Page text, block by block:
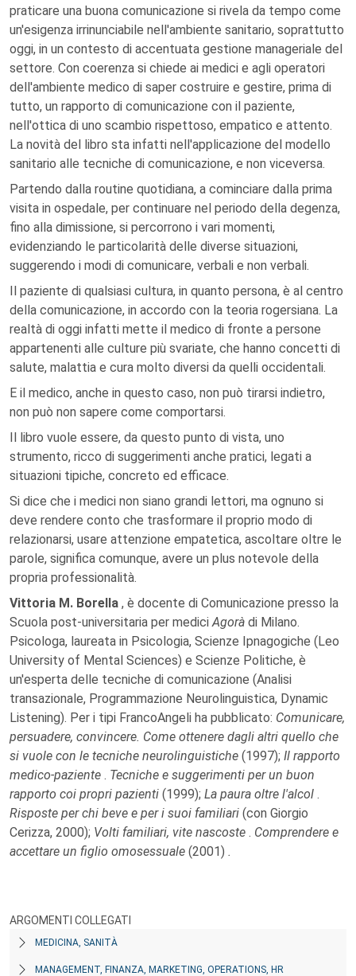
praticare una buona comunicazione si rivela da tempo come
un'esigenza irrinunciabile nell'ambiente sanitario, soprattutto
oggi, in un contesto di accentuata gestione manageriale del
settore. Con coerenza si chiede ai medici e agli operatori
dell'ambiente medico di saper costruire e gestire, prima di
tutto, un rapporto di comunicazione con il paziente,
nell'ottica di uno scambio rispettoso, empatico e attento.
La novità del libro sta infatti nell'applicazione del modello
sanitario alle tecniche di comunicazione, e non viceversa.
Partendo dalla routine quotidiana, a cominciare dalla prima
visita in ospedale, per continuare nel periodo della degenza,
fino alla dimissione, si percorrono i vari momenti,
evidenziando le particolarità delle diverse situazioni,
suggerendo i modi di comunicare, verbali e non verbali.
Il paziente di qualsiasi cultura, in quanto persona, è al centro
della comunicazione, in accordo con la teoria rogersiana. La
realtà di oggi infatti mette il medico di fronte a persone
appartenenti alle culture più svariate, che hanno concetti di
salute, malattia e cura molto diversi da quelli occidentali.
E il medico, anche in questo caso, non può tirarsi indietro,
non può non sapere come comportarsi.
Il libro vuole essere, da questo punto di vista, uno
strumento, ricco di suggerimenti anche pratici, legati a
situazioni tipiche, concreto ed efficace.
Si dice che i medici non siano grandi lettori, ma ognuno si
deve rendere conto che trasformare il proprio modo di
relazionarsi, usare attenzione empatetica, ascoltare oltre le
parole, significa comunque, avere un plus notevole della
propria professionalità.
Vittoria M. Borella , è docente di Comunicazione presso la
Scuola post-universitaria per mediciAgorà di Milano.
Psicologa, laureata in Psicologia, Scienze Ipnagogiche (Leo
University of Mental Sciences) e Scienze Politiche, è
un'esperta delle tecniche di comunicazione (Analisi
transazionale, Programmazione Neurolinguistica, Dynamic
Listening). Per i tipi FrancoAngeli ha pubblicato: Comunicare,
persuadere, convincere. Come ottenere dagli altri quello che
si vuole con le tecniche neurolinguistiche (1997); Il rapporto
medico-paziente . Tecniche e suggerimenti per un buon
rapporto coi propri pazienti (1999); La paura oltre l'alcol .
Risposte per chi beve e per i suoi familiari (con Giorgio
Cerizza, 2000); Volti familiari, vite nascoste . Comprendere e
accettare un figlio omosessuale (2001) .
ARGOMENTI COLLEGATI
MEDICINA, SANITÀ
MANAGEMENT, FINANZA, MARKETING, OPERATIONS, HR